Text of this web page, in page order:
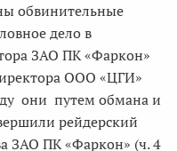
обвинительные
дело в
ЗАО ПК «Фаркон»
ООО «ЦГИ»
они путем обмана и
рейдерский
ЗАО ПК «Фаркон» (ч. 4